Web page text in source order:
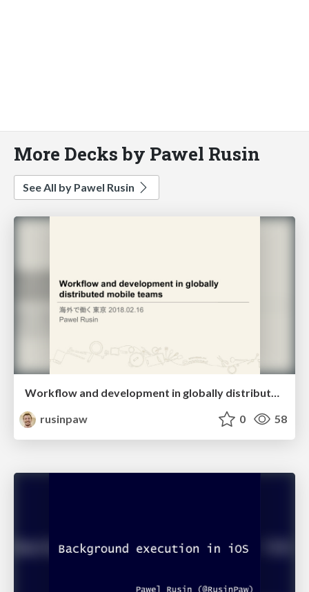
More Decks by Pawel Rusin
See All by Pawel Rusin
Workflow and development in globally distributed mobile teams
rusinpaw
0 58